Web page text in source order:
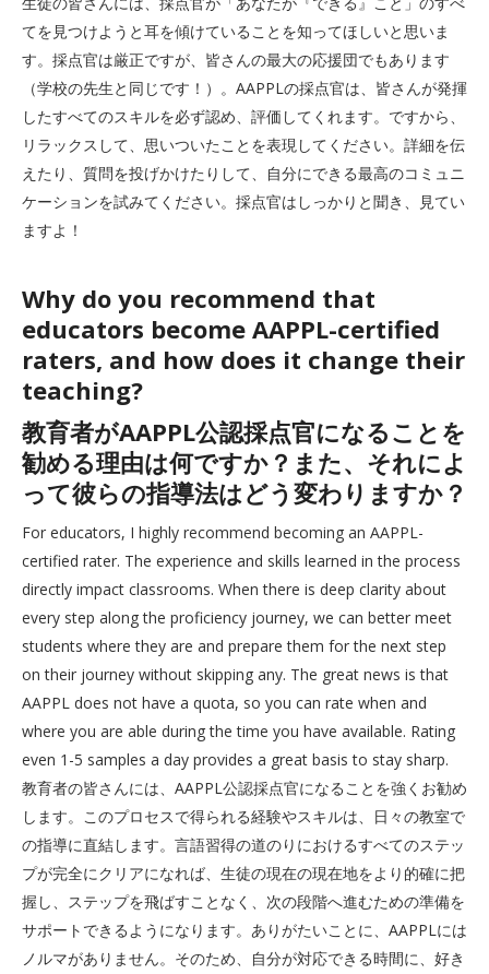
てを見つけようと耳を傾けていることを知ってほしいと思いま
す。採点官は厳正ですが、皆さんの最大の応援団でもあります
（学校の先生と同じです！）。AAPPLの採点官は、皆さんが発揮
したすべてのスキルを必ず認め、評価してくれます。ですから、
リラックスして、思いついたことを表現してください。詳細を伝
えたり、質問を投げかけたりして、自分にできる最高のコミュニ
ケーションを試みてください。採点官はしっかりと聞き、見てい
ますよ！
Why do you recommend that
educators become AAPPL-certified
raters, and how does it change their
teaching?
教育者がAAPPL公認採点官になることを
勧める理由は何ですか？また、それによ
って彼らの指導法はどう変わりますか？
For educators, I highly recommend becoming an AAPPL-
certified rater. The experience and skills learned in the process
directly impact classrooms. When there is deep clarity about
every step along the proficiency journey, we can better meet
students where they are and prepare them for the next step
on their journey without skipping any. The great news is that
AAPPL does not have a quota, so you can rate when and
where you are able during the time you have available. Rating
even 1-5 samples a day provides a great basis to stay sharp.
教育者の皆さんには、AAPPL公認採点官になることを強くお勧め
します。このプロセスで得られる経験やスキルは、日々の教室で
の指導に直結します。言語習得の道のりにおけるすべてのステッ
プが完全にクリアになれば、生徒の現在の現在地をより的確に把
握し、ステップを飛ばすことなく、次の段階へ進むための準備を
サポートできるようになります。ありがたいことに、AAPPLには
ノルマがありません。そのため、自分が対応できる時間に、好き